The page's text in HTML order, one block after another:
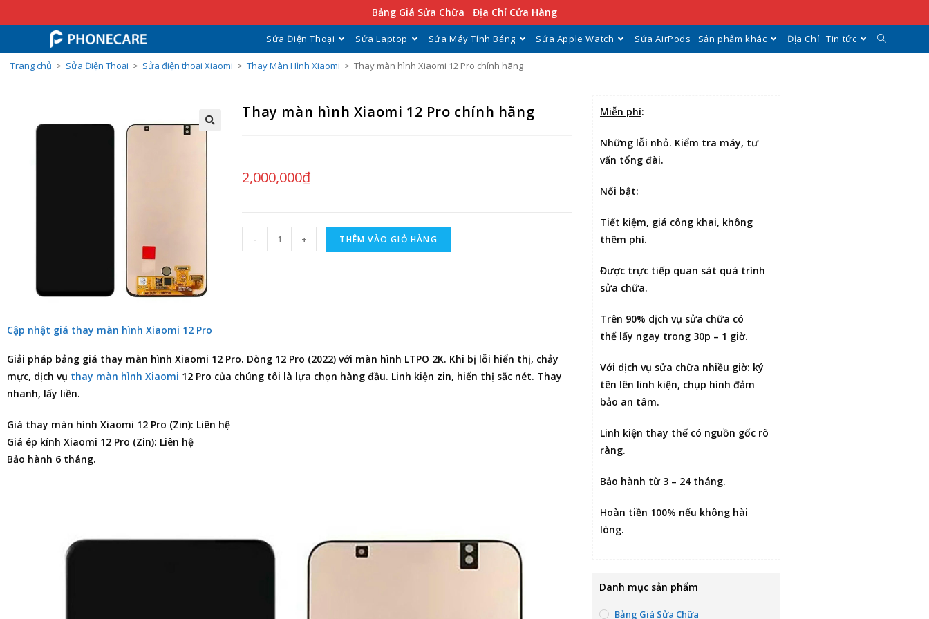
Bảng Giá Sửa Chữa Địa Chỉ Cửa Hàng
Sửa Điện Thoại Sửa Laptop Sửa Máy Tính Bảng Sửa Apple Watch Sửa AirPods Sản phẩm khác Địa Chỉ Tin tức
Trang chủ > Sửa Điện Thoại > Sửa điện thoại Xiaomi > Thay Màn Hình Xiaomi > Thay màn hình Xiaomi 12 Pro chính hãng
Thay màn hình Xiaomi 12 Pro chính hãng
2,000,000₫
- + THÊM VÀO GIỎ HÀNG
Cập nhật giá thay màn hình Xiaomi 12 Pro
Giải pháp bảng giá thay màn hình Xiaomi 12 Pro. Dòng 12 Pro (2022) với màn hình LTPO 2K. Khi bị lỗi hiển thị, chảy
mực, dịch vụ thay màn hình Xiaomi 12 Pro của chúng tôi là lựa chọn hàng đầu. Linh kiện zin, hiển thị sắc nét. Thay
nhanh, lấy liền.
Giá thay màn hình Xiaomi 12 Pro (Zin): Liên hệ
Giá ép kính Xiaomi 12 Pro (Zin): Liên hệ
Bảo hành 6 tháng.
Miễn phí:
Những lỗi nhỏ. Kiểm tra máy, tư
vấn tổng đài.
Nổi bật:
Tiết kiệm, giá công khai, không
thêm phí.
Được trực tiếp quan sát quá trình
sửa chữa.
Trên 90% dịch vụ sửa chữa có
thể lấy ngay trong 30p – 1 giờ.
Với dịch vụ sửa chữa nhiều giờ: ký
tên lên linh kiện, chụp hình đảm
bảo an tâm.
Linh kiện thay thế có nguồn gốc rõ
ràng.
Bảo hành từ 3 – 24 tháng.
Hoàn tiền 100% nếu không hài
lòng.
Danh mục sản phẩm
Bảng Giá Sửa Chữa